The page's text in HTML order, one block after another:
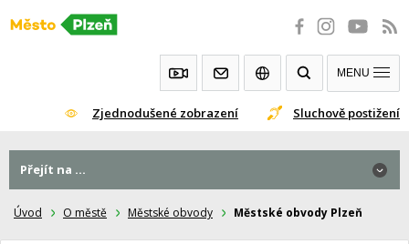
Přeskočit
Zjednodušené zobrazení Sluchově postižení
MENU
Úvod O městě Městské obvody Městské obvody Plzeň
Přejít na ...